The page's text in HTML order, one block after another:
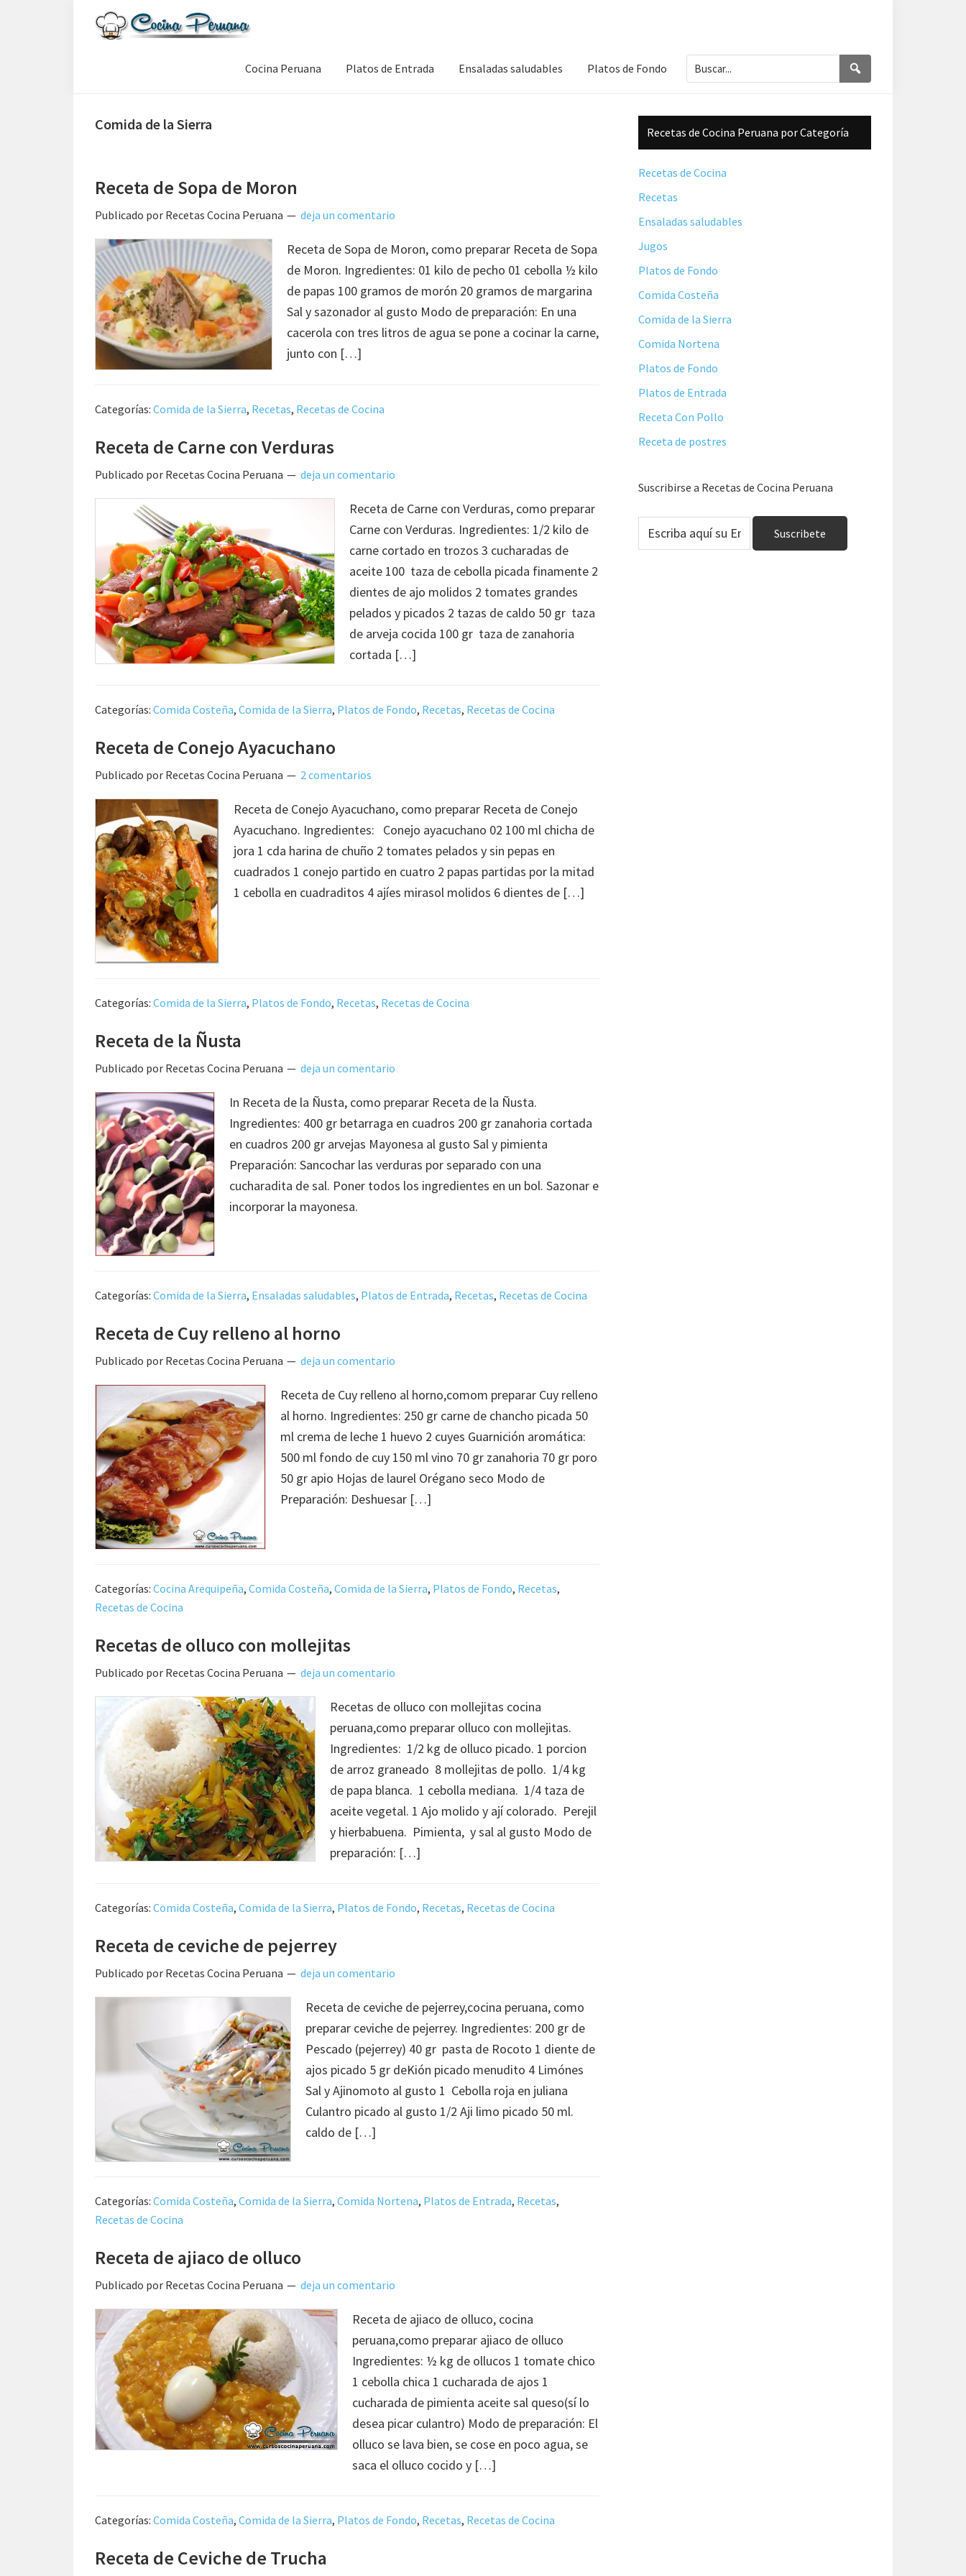
de
Comida
Cocina Peruana Platos de Entrada Ensaladas saludables Platos de Fondo Buscar...
Comida de la Sierra
Receta de Sopa de Moron
Publicado por Recetas Cocina Peruana deja un comentario
Receta de Sopa de Moron, como preparar Receta de Sopa
de Moron. Ingredientes: 01 kilo de pecho 01 cebolla ½ kilo
de papas 100 gramos de morón 20 gramos de margarina
Sal y sazonador al gusto Modo de preparación: En una
cacerola con tres litros de agua se pone a cocinar la carne,
junto con […]
Categorías: Comida de la Sierra, Recetas, Recetas de Cocina
Receta de Carne con Verduras
Publicado por Recetas Cocina Peruana deja un comentario
Receta de Carne con Verduras, como preparar
Carne con Verduras. Ingredientes: 1/2 kilo de
carne cortado en trozos 3 cucharadas de
aceite 100 taza de cebolla picada finamente 2
dientes de ajo molidos 2 tomates grandes
pelados y picados 2 tazas de caldo 50 gr taza
de arveja cocida 100 gr taza de zanahoria
cortada […]
Categorías: Comida Costeña, Comida de la Sierra, Platos de Fondo, Recetas, Recetas de Cocina
Receta de Conejo Ayacuchano
Publicado por Recetas Cocina Peruana 2 comentarios
Receta de Conejo Ayacuchano, como preparar Receta de Conejo
Ayacuchano. Ingredientes: Conejo ayacuchano 02 100 ml chicha de
jora 1 cda harina de chuño 2 tomates pelados y sin pepas en
cuadrados 1 conejo partido en cuatro 2 papas partidas por la mitad
1 cebolla en cuadraditos 4 ajíes mirasol molidos 6 dientes de […]
Categorías: Comida de la Sierra, Platos de Fondo, Recetas, Recetas de Cocina
Receta de la Ñusta
Publicado por Recetas Cocina Peruana deja un comentario
In Receta de la Ñusta, como preparar Receta de la Ñusta.
Ingredientes: 400 gr betarraga en cuadros 200 gr zanahoria cortada
en cuadros 200 gr arvejas Mayonesa al gusto Sal y pimienta
Preparación: Sancochar las verduras por separado con una
cucharadita de sal. Poner todos los ingredientes en un bol. Sazonar e
incorporar la mayonesa.
Categorías: Comida de la Sierra, Ensaladas saludables, Platos de Entrada, Recetas, Recetas de Cocina
Receta de Cuy relleno al horno
Publicado por Recetas Cocina Peruana deja un comentario
Receta de Cuy relleno al horno,comom preparar Cuy relleno
al horno. Ingredientes: 250 gr carne de chancho picada 50
ml crema de leche 1 huevo 2 cuyes Guarnición aromática:
500 ml fondo de cuy 150 ml vino 70 gr zanahoria 70 gr poro
50 gr apio Hojas de laurel Orégano seco Modo de
Preparación: Deshuesar […]
Categorías: Cocina Arequipeña, Comida Costeña, Comida de la Sierra, Platos de Fondo, Recetas,
Recetas de Cocina
Recetas de olluco con mollejitas
Publicado por Recetas Cocina Peruana deja un comentario
Recetas de olluco con mollejitas cocina
peruana,como preparar olluco con mollejitas.
Ingredientes: 1/2 kg de olluco picado. 1 porcion
de arroz graneado 8 mollejitas de pollo. 1/4 kg
de papa blanca. 1 cebolla mediana. 1/4 taza de
aceite vegetal. 1 Ajo molido y ají colorado. Perejil
y hierbabuena. Pimienta, y sal al gusto Modo de
preparación: […]
Categorías: Comida Costeña, Comida de la Sierra, Platos de Fondo, Recetas, Recetas de Cocina
Receta de ceviche de pejerrey
Publicado por Recetas Cocina Peruana deja un comentario
Receta de ceviche de pejerrey,cocina peruana, como
preparar ceviche de pejerrey. Ingredientes: 200 gr de
Pescado (pejerrey) 40 gr pasta de Rocoto 1 diente de
ajos picado 5 gr deKión picado menudito 4 Limónes
Sal y Ajinomoto al gusto 1 Cebolla roja en juliana
Culantro picado al gusto 1/2 Aji limo picado 50 ml.
caldo de […]
Categorías: Comida Costeña, Comida de la Sierra, Comida Nortena, Platos de Entrada, Recetas,
Recetas de Cocina
Receta de ajiaco de olluco
Publicado por Recetas Cocina Peruana deja un comentario
Receta de ajiaco de olluco, cocina
peruana,como preparar ajiaco de olluco
Ingredientes: ½ kg de ollucos 1 tomate chico
1 cebolla chica 1 cucharada de ajos 1
cucharada de pimienta aceite sal queso(sí lo
desea picar culantro) Modo de preparación: El
olluco se lava bien, se cose en poco agua, se
saca el olluco cocido y […]
Categorías: Comida Costeña, Comida de la Sierra, Platos de Fondo, Recetas, Recetas de Cocina
Receta de Ceviche de Trucha
Barra
lateral
principal
Recetas de Cocina Peruana por Categoría
Recetas de Cocina
Recetas
Ensaladas saludables
Jugos
Platos de Fondo
Comida Costeña
Comida de la Sierra
Comida Nortena
Platos de Fondo
Platos de Entrada
Receta Con Pollo
Receta de postres
Suscribirse a Recetas de Cocina Peruana